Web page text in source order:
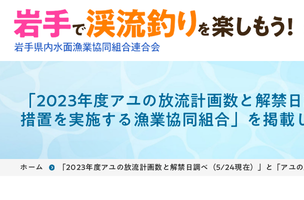
「2023年度アユの放流計画数と解禁
措置を実施する漁業協同組合」を掲載
ホーム 「2023年度アユの放流計画数と解禁日調べ（5/24現在）」と「アユ